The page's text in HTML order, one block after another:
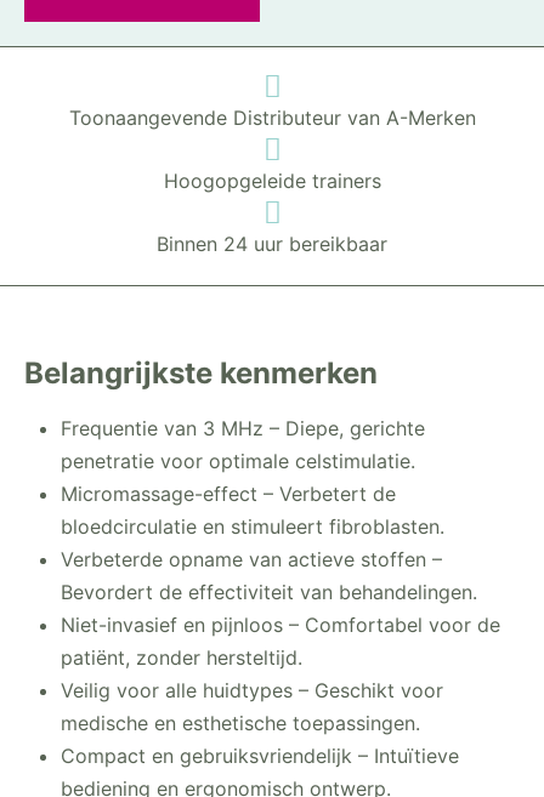
Toonaangevende Distributeur van A-Merken
Hoogopgeleide trainers
Binnen 24 uur bereikbaar
Belangrijkste kenmerken
Frequentie van 3 MHz – Diepe, gerichte
penetratie voor optimale celstimulatie.
Micromassage-effect – Verbetert de
bloedcirculatie en stimuleert fibroblasten.
Verbeterde opname van actieve stoffen –
Bevordert de effectiviteit van behandelingen.
Niet-invasief en pijnloos – Comfortabel voor de
patiënt, zonder hersteltijd.
Veilig voor alle huidtypes – Geschikt voor
medische en esthetische toepassingen.
Compact en gebruiksvriendelijk – Intuïtieve
bediening en ergonomisch ontwerp.